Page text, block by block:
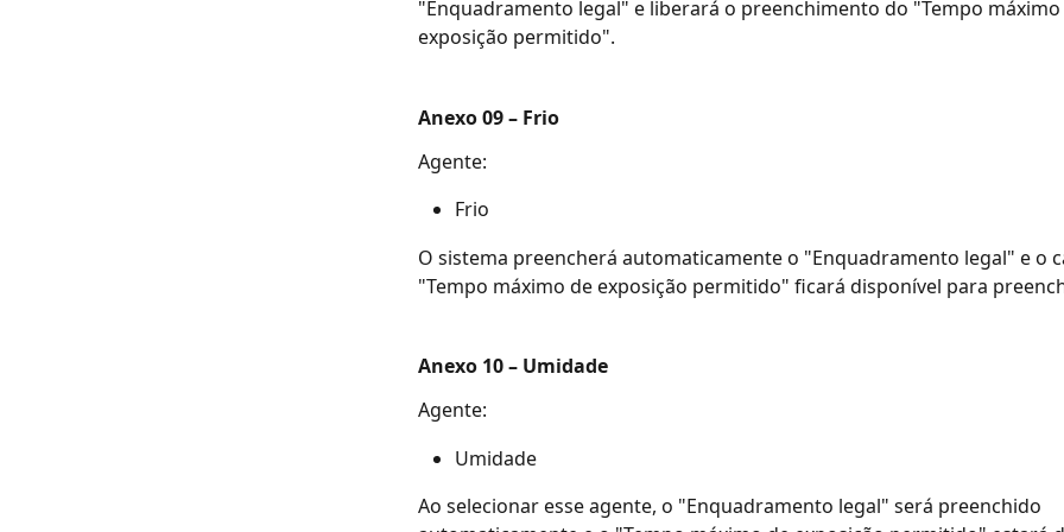
"Enquadramento legal" e liberará o preenchimento do "Tempo
exposição permitido".
Anexo 09 – Frio
Agente:
Frio
O sistema preencherá automaticamente o "Enquadramento legal" e o
"Tempo máximo de exposição permitido" ficará disponível para
Anexo 10 – Umidade
Agente:
Umidade
Ao selecionar esse agente, o "Enquadramento legal" será preenchido